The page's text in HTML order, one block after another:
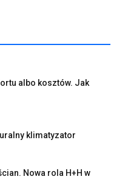
albo kosztów. Jak
klimatyzator
Nowa rola H+H w